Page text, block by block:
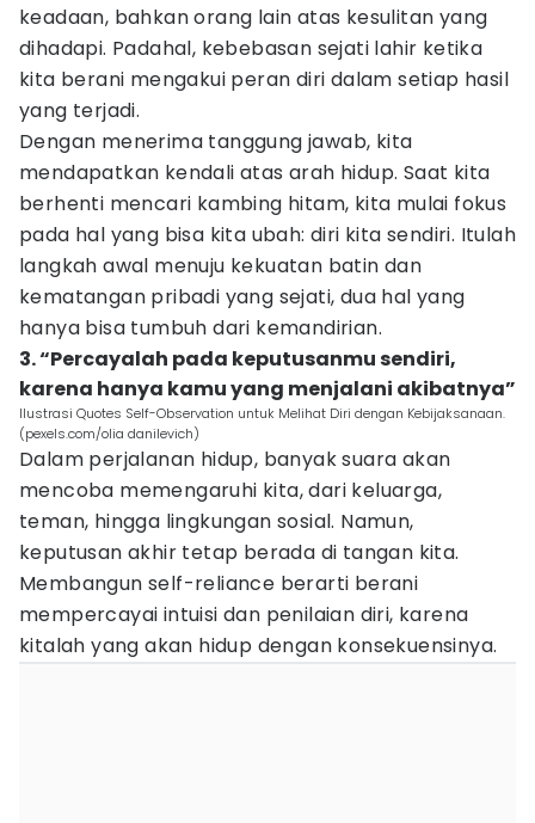
keadaan, bahkan orang lain atas kesulitan yang
dihadapi. Padahal, kebebasan sejati lahir ketika
kita berani mengakui peran diri dalam setiap hasil
yang terjadi.
Dengan menerima tanggung jawab, kita
mendapatkan kendali atas arah hidup. Saat kita
berhenti mencari kambing hitam, kita mulai fokus
pada hal yang bisa kita ubah: diri kita sendiri. Itulah
langkah awal menuju kekuatan batin dan
kematangan pribadi yang sejati, dua hal yang
hanya bisa tumbuh dari kemandirian.
3. “Percayalah pada keputusanmu sendiri,
karena hanya kamu yang menjalani akibatnya”
Ilustrasi Quotes Self-Observation untuk Melihat Diri dengan Kebijaksanaan.
(pexels.com/olia danilevich)
Dalam perjalanan hidup, banyak suara akan
mencoba memengaruhi kita, dari keluarga,
teman, hingga lingkungan sosial. Namun,
keputusan akhir tetap berada di tangan kita.
Membangun self-reliance berarti berani
mempercayai intuisi dan penilaian diri, karena
kitalah yang akan hidup dengan konsekuensinya.